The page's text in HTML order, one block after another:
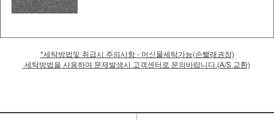
*세탁방법및 취급시 주의사항 - 머신물세탁가능(손빨래권장)
세탁방법을 사용하여 문제발생시 고객센터로 문의바랍니다.(A/S 교환)